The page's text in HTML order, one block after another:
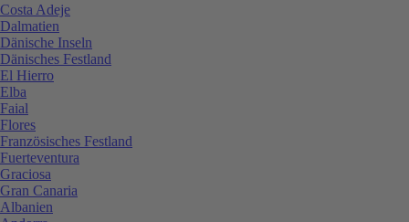
Costa Adeje
Dalmatien
Dänische Inseln
Dänisches Festland
El Hierro
Elba
Faial
Flores
Französisches Festland
Fuerteventura
Graciosa
Gran Canaria
Albanien